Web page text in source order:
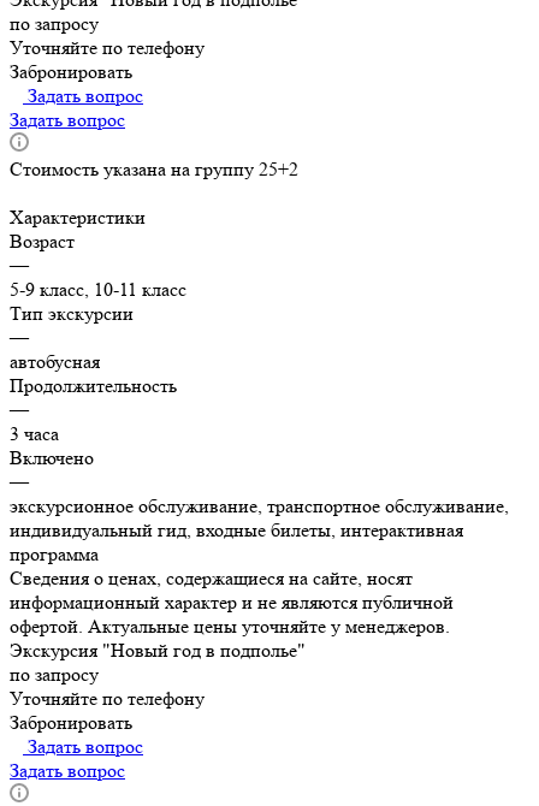
по запросу
Уточняйте по телефону
Забронировать
Задать вопрос
Задать вопрос
Стоимость указана на группу 25+2
Характеристики
Возраст
—
5-9 класс, 10-11 класс
Тип экскурсии
—
автобусная
Продолжительность
—
3 часа
Включено
—
экскурсионное обслуживание, транспортное обслуживание,
индивидуальный гид, входные билеты, интерактивная
программа
Сведения о ценах, содержащиеся на сайте, носят
информационный характер и не являются публичной
офертой. Актуальные цены уточняйте у менеджеров.
Экскурсия "Новый год в подполье"
по запросу
Уточняйте по телефону
Забронировать
Задать вопрос
Задать вопрос